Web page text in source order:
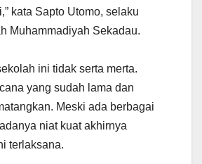
kata Sapto Utomo, selaku
Muhammadiyah Sekadau.
ini tidak serta merta.
yang sudah lama dan
Meski ada berbagai
niat kuat akhirnya
terlaksana.